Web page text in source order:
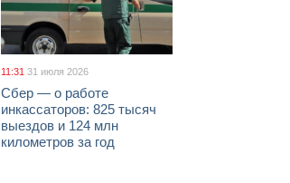
11:31 31 июля 2026
Сбер — о работе
инкассаторов: 825 тысяч
выездов и 124 млн
километров за год